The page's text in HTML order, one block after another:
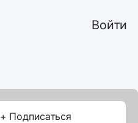
Войти
+ Подписаться